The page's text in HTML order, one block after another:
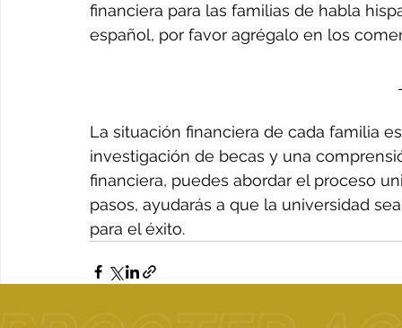
financiera para las familias de habla
español, por favor agrégalo en los
La situación financiera de cada familia
investigación de becas y una
financiera, puedes abordar el proceso
pasos, ayudarás a que la universidad
para el éxito.